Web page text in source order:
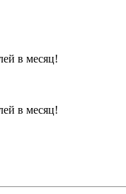
в месяц!
в месяц!